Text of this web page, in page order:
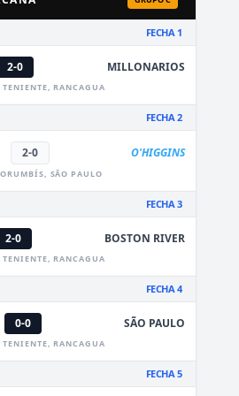
FECHA 1
2-0 MILLONARIOS
TENIENTE, RANCAGUA
FECHA 2
2-0 O'HIGGINS
SÃO PAULO
FECHA 3
2-0 BOSTON RIVER
TENIENTE, RANCAGUA
FECHA 4
0-0 SÃO PAULO
TENIENTE, RANCAGUA
FECHA 5